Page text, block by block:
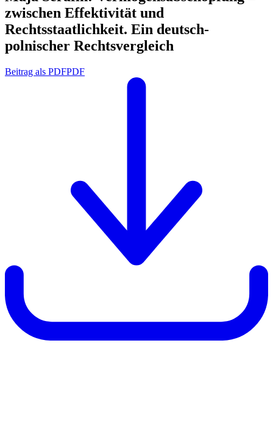
zwischen Effektivität und
Rechtsstaatlichkeit. Ein deutsch-
polnischer Rechtsvergleich
Beitrag als PDFPDF